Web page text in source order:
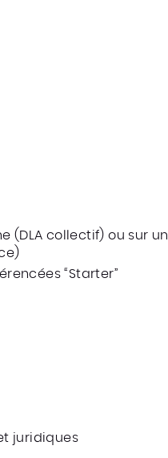
(DLA collectif) ou sur un
“Starter”
juridiques